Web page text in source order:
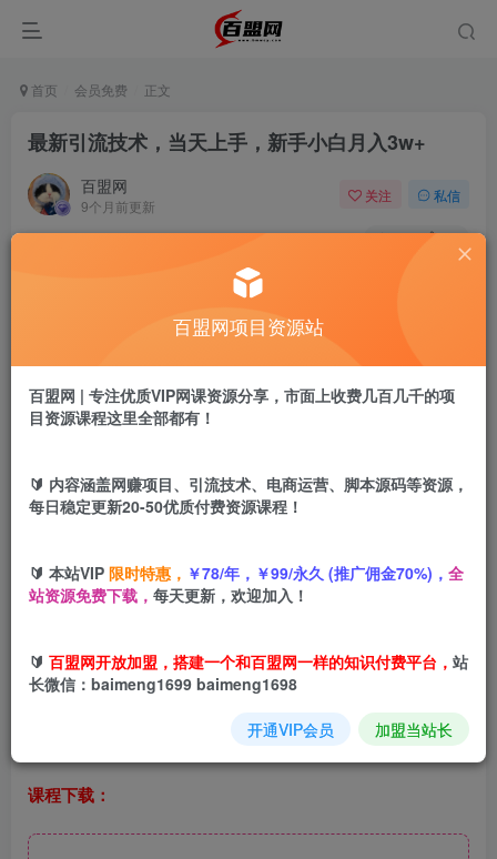
首页 会员免费 正文
最新引流技术，当天上手，新手小白月入3w+
百盟网
9个月前更新
关注 私信
514 19
最新引流技术，当天上手，新手小白月入3w+
此内容为付费阅读，请付费后查看
9.9
年卡会员免费
您当前未登录！建议登陆后购买，可保存购买订单
市面上抖音售卖29800的项目，每到春节，节假日期间，高
差，特别高峰时段，我们代订公司提前购票比客户自己买更
课程下载：
百盟网项目资源站
百盟网 | 专注优质VIP网课资源分享，市面上收费几百几千的项
目资源课程这里全部都有！
🔰 内容涵盖网赚项目、引流技术、电商运营、脚本源码等资源，
每日稳定更新20-50优质付费资源课程！
🔰 本站VIP 限时特惠， ￥78/年，￥99/永久 (推广佣金70%)， 全
站资源免费下载， 每天更新，欢迎加入！
🔰 百盟网开放加盟，搭建一个和百盟网一样的知识付费平台， 站
长微信：baimeng1699 baimeng1698
开通VIP会员 加盟当站长